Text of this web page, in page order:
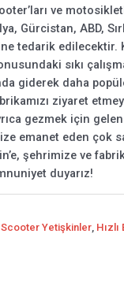
ve
Gürcistan, ABD,
tedarik edilecektir.
sıkı
giderek daha
ziyaret
gezmek için
emanet eden çok
şehrimize ve
duyarız!
Scooter Yetişkinler